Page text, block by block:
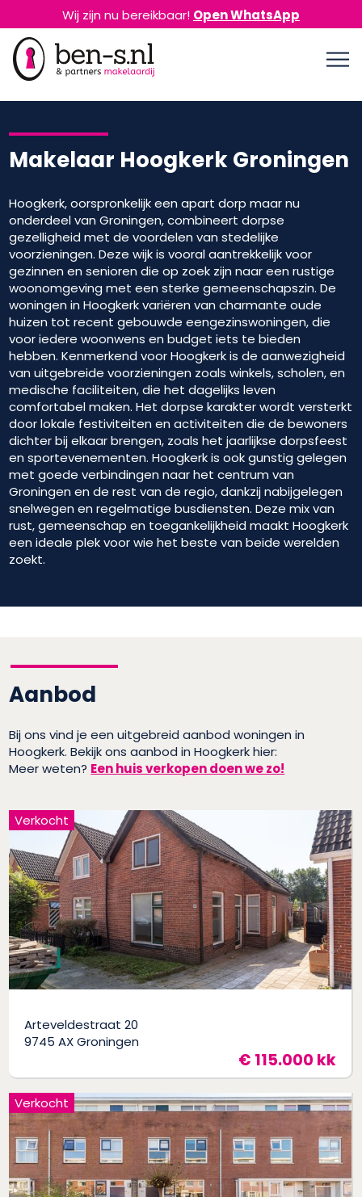
Wij zijn nu bereikbaar! Open WhatsApp
Makelaar Hoogkerk Groningen
Hoogkerk, oorspronkelijk een apart dorp maar nu
onderdeel van Groningen, combineert dorpse
gezelligheid met de voordelen van stedelijke
voorzieningen. Deze wijk is vooral aantrekkelijk voor
gezinnen en senioren die op zoek zijn naar een rustige
woonomgeving met een sterke gemeenschapszin. De
woningen in Hoogkerk variëren van charmante oude
huizen tot recent gebouwde eengezinswoningen, die
voor iedere woonwens en budget iets te bieden
hebben. Kenmerkend voor Hoogkerk is de aanwezigheid
van uitgebreide voorzieningen zoals winkels, scholen, en
medische faciliteiten, die het dagelijks leven
comfortabel maken. Het dorpse karakter wordt versterkt
door lokale festiviteiten en activiteiten die de bewoners
dichter bij elkaar brengen, zoals het jaarlijkse dorpsfeest
en sportevenementen. Hoogkerk is ook gunstig gelegen
met goede verbindingen naar het centrum van
Groningen en de rest van de regio, dankzij nabijgelegen
snelwegen en regelmatige busdiensten. Deze mix van
rust, gemeenschap en toegankelijkheid maakt Hoogkerk
een ideale plek voor wie het beste van beide werelden
zoekt.
Aanbod
Bij ons vind je een uitgebreid aanbod woningen in
Hoogkerk. Bekijk ons aanbod in Hoogkerk hier:
Meer weten? Een huis verkopen doen we zo!
Arteveldestraat 20
9745 AX Groningen
€ 115.000 kk
Verkocht
Verkocht